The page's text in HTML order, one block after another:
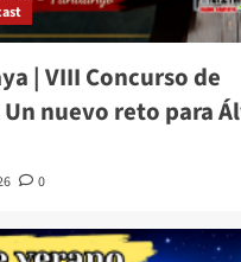
| VIII Concurso de
nuevo reto para
0